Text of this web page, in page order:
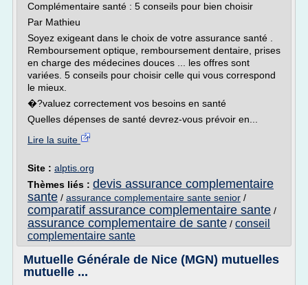
Complémentaire santé : 5 conseils pour bien choisir
Par Mathieu
Soyez exigeant dans le choix de votre assurance santé .
Remboursement optique, remboursement dentaire, prises
en charge des médecines douces ... les offres sont
variées. 5 conseils pour choisir celle qui vous correspond
le mieux.
�?valuez correctement vos besoins en santé
Quelles dépenses de santé devrez-vous prévoir en...
Lire la suite
Site : alptis.org
Thèmes liés : devis assurance complementaire
sante / assurance complementaire sante senior /
comparatif assurance complementaire sante /
assurance complementaire de sante / conseil
complementaire sante
Mutuelle Générale de Nice (MGN) mutuelles
mutuelle ...